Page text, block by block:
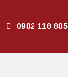
0982 118 885